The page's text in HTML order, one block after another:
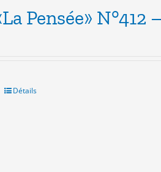
Pensée» N°412
Détails